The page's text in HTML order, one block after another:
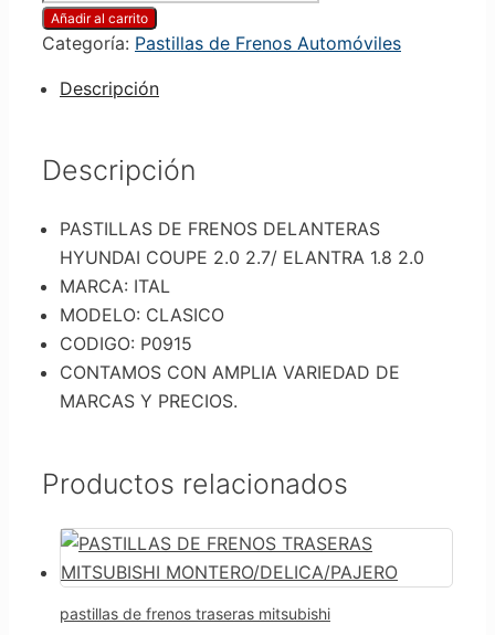
Añadir al carrito
Categoría: Pastillas de Frenos Automóviles
Descripción
Descripción
PASTILLAS DE FRENOS DELANTERAS
HYUNDAI COUPE 2.0 2.7/ ELANTRA 1.8 2.0
MARCA: ITAL
MODELO: CLASICO
CODIGO: P0915
CONTAMOS CON AMPLIA VARIEDAD DE
MARCAS Y PRECIOS.
Productos relacionados
pastillas de frenos traseras mitsubishi